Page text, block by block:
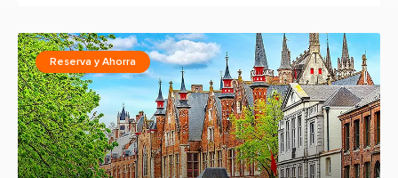
Reserva y Ahorra